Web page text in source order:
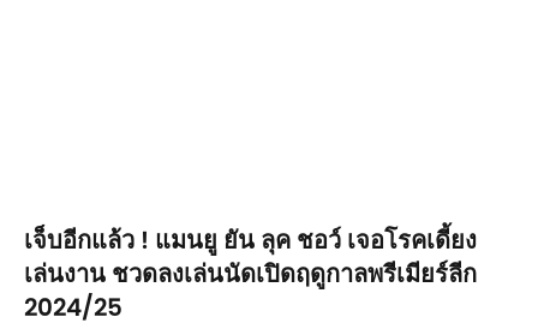
เจ็บอีกแล้ว ! แมนยู ยัน ลุค ชอว์ เจอโรคเดี้ยง
เล่นงาน ชวดลงเล่นนัดเปิดฤดูกาลพรีเมียร์ลีก
2024/25